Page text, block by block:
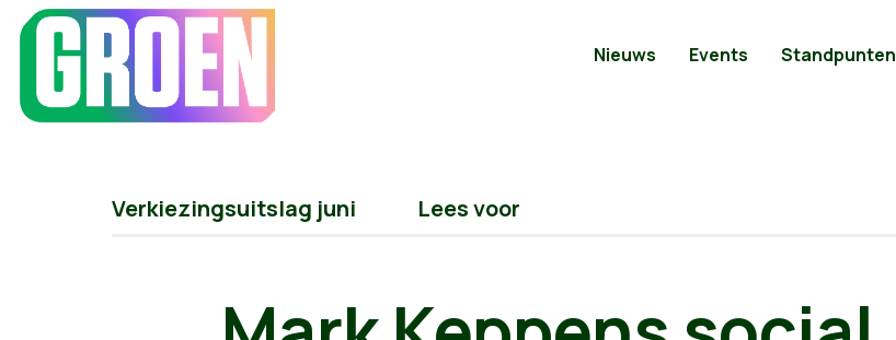
Nieuws Events Standpunten
Verkiezingsuitslag juni Lees voor